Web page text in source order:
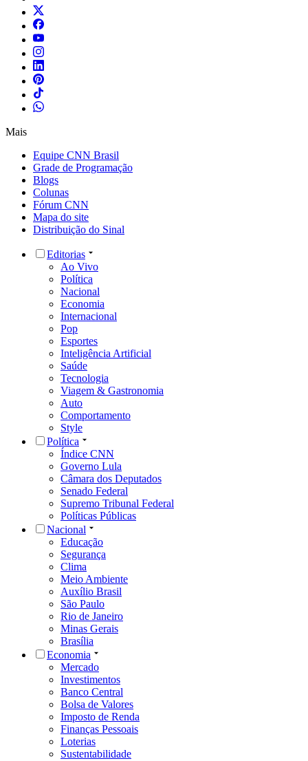
Mais
Equipe CNN Brasil
Grade de Programação
Blogs
Colunas
Fórum CNN
Mapa do site
Distribuição do Sinal
Editorias
Ao Vivo
Política
Nacional
Economia
Internacional
Pop
Esportes
Inteligência Artificial
Saúde
Tecnologia
Viagem & Gastronomia
Auto
Comportamento
Style
Política
Índice CNN
Governo Lula
Câmara dos Deputados
Senado Federal
Supremo Tribunal Federal
Políticas Públicas
Nacional
Educação
Segurança
Clima
Meio Ambiente
Auxílio Brasil
São Paulo
Rio de Janeiro
Minas Gerais
Brasília
Economia
Mercado
Investimentos
Banco Central
Bolsa de Valores
Imposto de Renda
Finanças Pessoais
Loterias
Sustentabilidade